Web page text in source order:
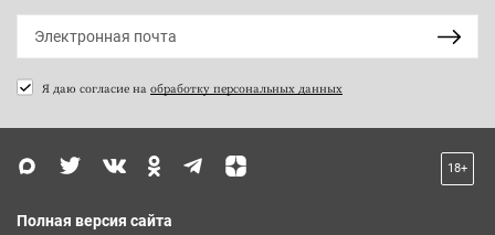
Я даю согласие на обработку персональных данных
18+
Полная версия сайта